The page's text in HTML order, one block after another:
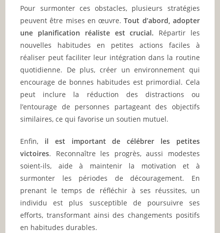
Pour surmonter ces obstacles, plusieurs stratégies
peuvent être mises en œuvre.Tout d’abord, adopter
une planification réaliste est crucial. Répartir les
nouvelles habitudes en petites actions faciles à
réaliser peut faciliter leur intégration dans la routine
quotidienne. De plus, créer un environnement qui
encourage de bonnes habitudes est primordial. Cela
peut inclure la réduction des distractions ou
l’entourage de personnes partageant des objectifs
similaires, ce qui favorise un soutien mutuel.
Enfin, il est important de célébrer les petites
victoires. Reconnaître les progrès, aussi modestes
soient-ils, aide à maintenir la motivation et à
surmonter les périodes de découragement. En
prenant le temps de réfléchir à ses réussites, un
individu est plus susceptible de poursuivre ses
efforts, transformant ainsi des changements positifs
en habitudes durables.